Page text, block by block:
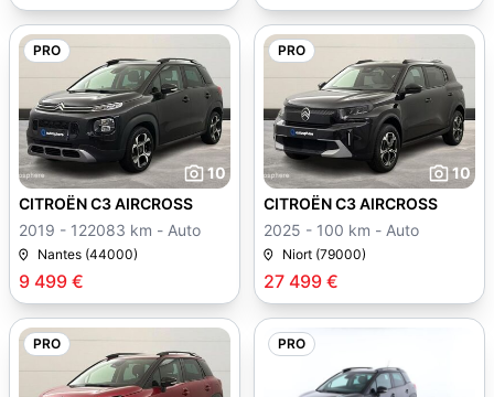
PRO
10
9 499 €
CITROËN C3 AIRCROSS
2019 - 122083 km - Auto
Nantes (44000)
PRO
10
27 499 €
CITROËN C3 AIRCROSS
2025 - 100 km - Auto
Niort (79000)
PRO PRO